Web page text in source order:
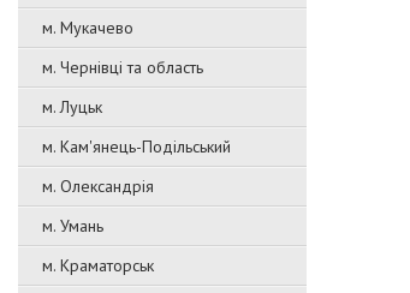
м. Мукачево
м. Чернівці та область
м. Луцьк
м. Кам'янець-Подільський
м. Олександрія
м. Умань
м. Краматорськ